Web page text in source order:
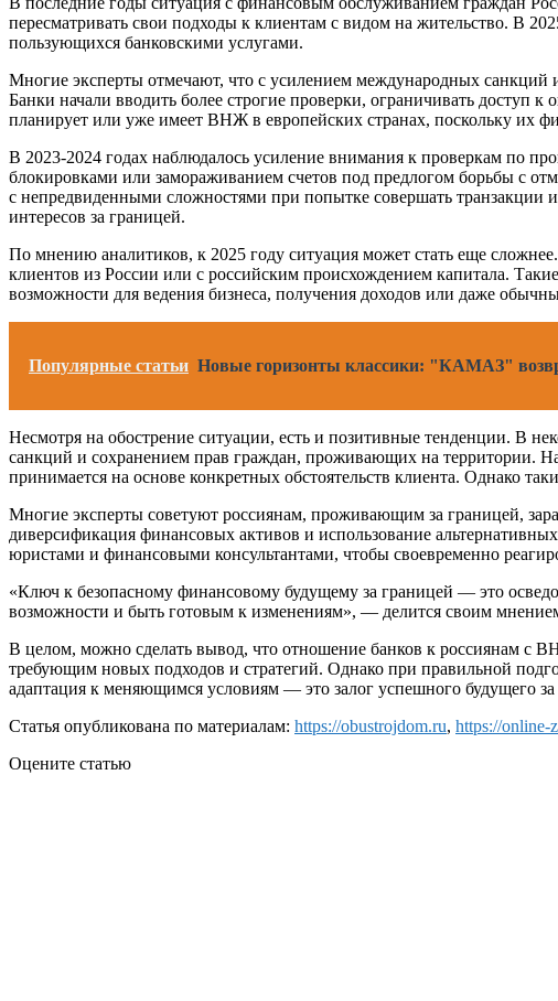
пересматривать свои подходы к клиентам с видом на жительство. В
пользующихся банковскими услугами.
Многие эксперты отмечают, что с усилением международных
Банки начали вводить более строгие проверки, ограничивать доступ
планирует или уже имеет ВНЖ в европейских странах, поскольку их
В 2023-2024 годах наблюдалось усиление внимания к проверкам по
блокировками или замораживанием счетов под предлогом борьбы с
с непредвиденными сложностями при попытке совершать транзакции
интересов за границей.
По мнению аналитиков, к 2025 году ситуация может стать еще
клиентов из России или с российским происхождением капитала.
возможности для ведения бизнеса, получения доходов или даже
Популярные статьи Новые горизонты классики: "КАМАЗ"
Несмотря на обострение ситуации, есть и позитивные тенденции. В
санкций и сохранением прав граждан, проживающих на территории.
принимается на основе конкретных обстоятельств клиента. Однако
Многие эксперты советуют россиянам, проживающим за границей,
диверсификация финансовых активов и использование
юристами и финансовыми консультантами, чтобы своевременно
«Ключ к безопасному финансовому будущему за границей — это
возможности и быть готовым к изменениям», — делится своим
В целом, можно сделать вывод, что отношение банков к россиянам с
требующим новых подходов и стратегий. Однако при правильной
адаптация к меняющимся условиям — это залог успешного будущего
Статья опубликована по материалам: https://obustrojdom.ru, https://online-
Оцените статью